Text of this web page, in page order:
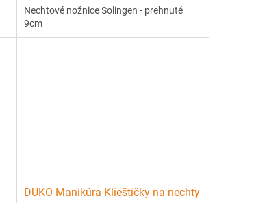
Nechtové nožnice Solingen - prehnuté
9cm
DUKO Manikúra Klieštičky na nechty